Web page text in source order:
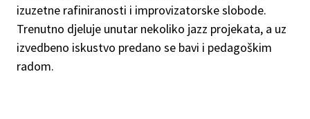
izuzetne rafiniranosti i improvizatorske slobode.
Trenutno djeluje unutar nekoliko jazz projekata, a uz
izvedbeno iskustvo predano se bavi i pedagoškim
radom.